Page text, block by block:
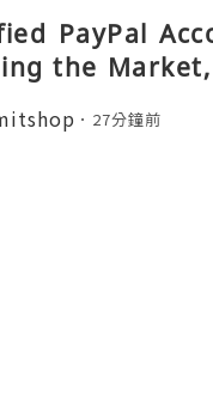
PayPal
the Market,
27分鐘前